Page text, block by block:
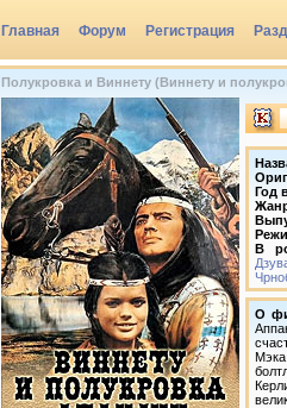
Главная Форум Регистрация
Группы
Полукровка и Виннету (Виннету и
Год
В
О